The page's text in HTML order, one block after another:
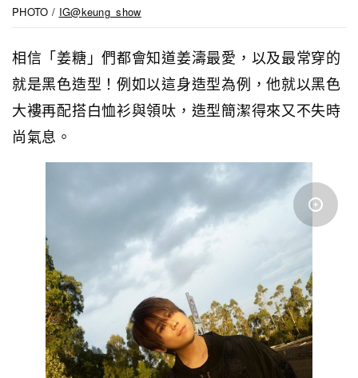
PHOTO / IG@keung_show
相信「姜糖」們都會知道姜濤最愛，以及最常穿的
就是黑色造型！例如以這身造型為例，他就以黑色
大褸再配搭白恤衫與領呔，造型簡潔得來又不失時
尚氣息。